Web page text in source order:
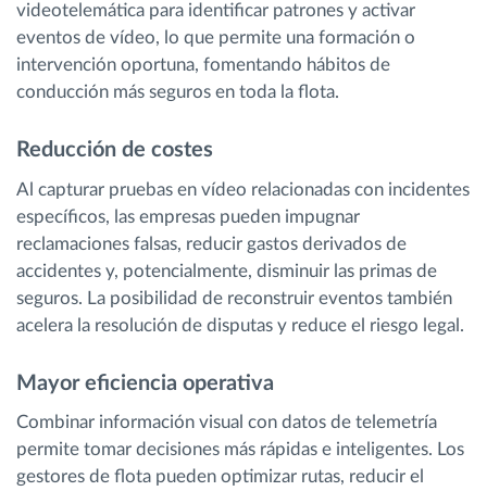
videotelemática para identificar patrones y activar
eventos de vídeo, lo que permite una formación o
intervención oportuna, fomentando hábitos de
conducción más seguros en toda la flota.
Reducción de costes
Al capturar pruebas en vídeo relacionadas con incidentes
específicos, las empresas pueden impugnar
reclamaciones falsas, reducir gastos derivados de
accidentes y, potencialmente, disminuir las primas de
seguros. La posibilidad de reconstruir eventos también
acelera la resolución de disputas y reduce el riesgo legal.
Mayor eficiencia operativa
Combinar información visual con datos de telemetría
permite tomar decisiones más rápidas e inteligentes. Los
gestores de flota pueden optimizar rutas, reducir el